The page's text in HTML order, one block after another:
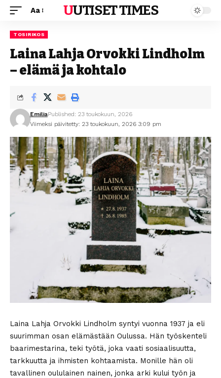
Aa UUTISET TIMES
TOSIRIKOS
Laina Lahja Orvokki Lindholm
– elämä ja kohtalo
Viimeksi päivitetty: 23 toukokuun, 2026 3:09 pm
EmiliaPublished: 23 toukokuun, 2026
Laina Lahja Orvokki Lindholm syntyi vuonna 1937 ja eli
suurimman osan elämästään Oulussa. Hän työskenteli
baarimestarina, teki työtä, joka vaati sosiaalisuutta,
tarkkuutta ja ihmisten kohtaamista. Monille hän oli
tavallinen oululainen nainen, jonka arki kului työn ja